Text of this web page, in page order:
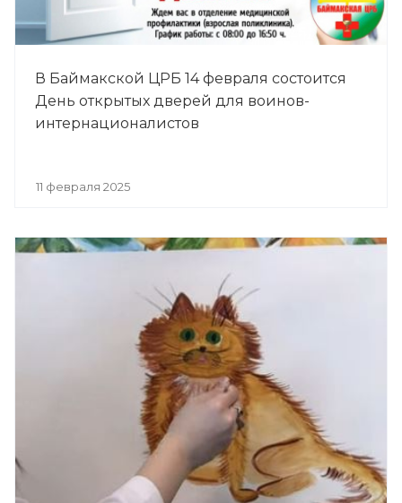
В Баймакской ЦРБ 14 февраля состоится
День открытых дверей для воинов-
интернационалистов
11 февраля 2025